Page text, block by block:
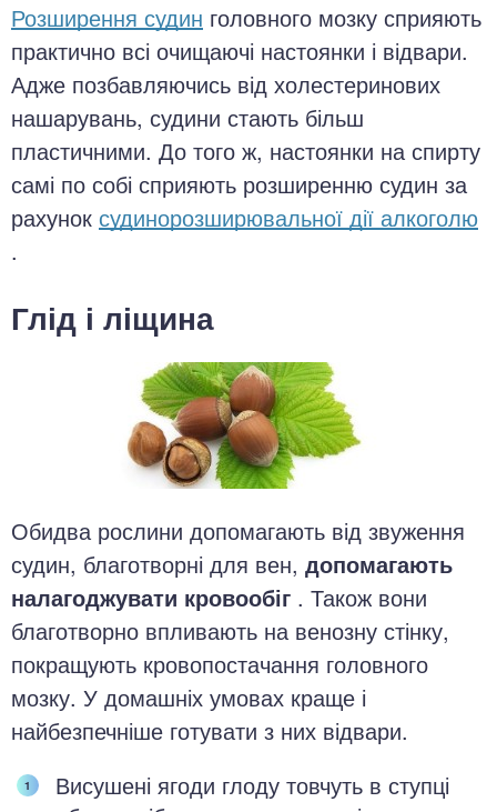
Розширення судин головного мозку сприяють
практично всі очищаючі настоянки і відвари.
Адже позбавляючись від холестеринових
нашарувань, судини стають більш
пластичними. До того ж, настоянки на спирту
самі по собі сприяють розширенню судин за
рахунок судинорозширювальної дії алкоголю
.
Глід і ліщина
Обидва рослини допомагають від звуження
судин, благотворні для вен, допомагають
налагоджувати кровообіг . Також вони
благотворно впливають на венозну стінку,
покращують кровопостачання головного
мозку. У домашніх умовах краще і
найбезпечніше готувати з них відвари.
Висушені ягоди глоду товчуть в ступці